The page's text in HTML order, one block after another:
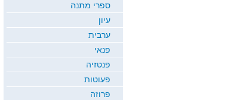
ספרי מתנה
עיון
ערבית
פנאי
פנטזיה
פעוטות
פרוזה